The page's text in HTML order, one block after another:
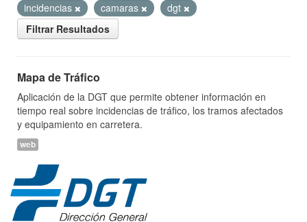
incidencias
camaras
dgt
Filtrar Resultados
Mapa de Tráfico
Aplicación de la DGT que permite obtener información en
tiempo real sobre incidencias de tráfico, los tramos afectados
y equipamiento en carretera.
web